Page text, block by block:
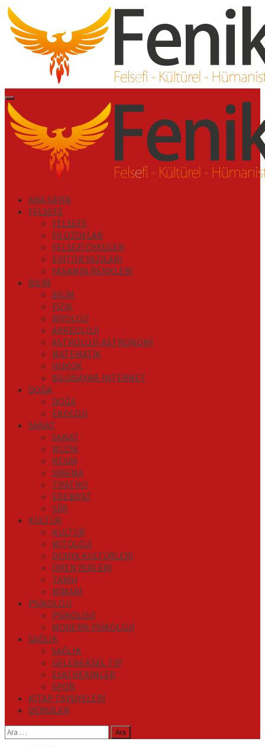
İçeriği
Geç
Primary
Menu
ANA SAYFA
FELSEFE
FELSEFE
FİLOZOFLAR
FELSEFİ ÖYKÜLER
EDİTÖR YAZILARI
YAŞAMIN RENKLERİ
BİLİM
BİLİM
FİZİK
BİYOLOJİ
ARKEOLOJİ
ASTROLOJİ-ASTRONOMİ
MATEMATİK
HUKUK
BİLGİSAYAR-İNTERNET
DOĞA
DOĞA
EKOLOJİ
SANAT
SANAT
MÜZİK
RESİM
SİNEMA
TİYATRO
EDEBİYAT
ŞİİR
KÜLTÜR
KÜLTÜR
MİTOLOJİ
DÜNYA KÜLTÜRLERİ
ÖREN YERLERİ
TARİH
MİMARİ
PSİKOLOJİ
PSİKOLOJİ
MODERN PSİKOLOJİ
SAĞLIK
SAĞLIK
GELENEKSEL TIP
ESKİ HEKİMLER
SPOR
KİTAP TAVSİYELERİ
DERGİLER
Arama: